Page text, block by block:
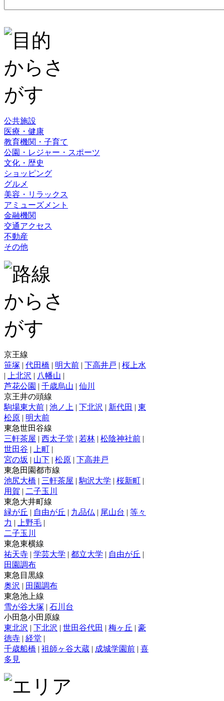
公共施設
医療・健康
教育機関・子育て
公園・レジャー・スポーツ
文化・歴史
ショッピング
グルメ
美容・リラックス
アミューズメント
金融機関
交通アクセス
不動産
その他
京王線
笹塚 | 代田橋 | 明大前 | 下高井戸 | 桜上水
|
上北沢 | 八幡山 |
芦花公園 | 千歳烏山 | 仙川
京王井の頭線
駒場東大前 | 池ノ上 | 下北沢 | 新代田 | 東
松原 | 明大前
東急世田谷線
三軒茶屋 | 西太子堂 | 若林 | 松陰神社前 |
世田谷 | 上町 |
宮の坂 | 山下 | 松原 | 下高井戸
東急田園都市線
池尻大橋 | 三軒茶屋 | 駒沢大学 | 桜新町 |
用賀 | 二子玉川
東急大井町線
緑が丘 | 自由が丘 | 九品仏 | 尾山台 | 等々
力 | 上野毛 |
二子玉川
東急東横線
祐天寺 | 学芸大学 | 都立大学 | 自由が丘 |
田園調布
東急目黒線
奥沢 | 田園調布
東急池上線
雪が谷大塚 | 石川台
小田急小田原線
東北沢 | 下北沢 | 世田谷代田 | 梅ヶ丘 | 豪
徳寺 | 経堂 |
千歳船橋 | 祖師ヶ谷大蔵 | 成城学園前 | 喜
多見